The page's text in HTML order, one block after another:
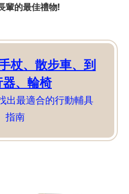
輩的最佳禮物!
杖、散步車、到
、輪椅
出最適合的行動輔具
指南